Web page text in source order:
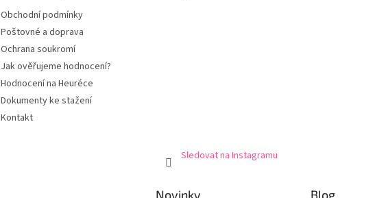
Obchodní podmínky
Poštovné a doprava
Ochrana soukromí
Jak ověřujeme hodnocení?
Hodnocení na Heuréce
Dokumenty ke stažení
Kontakt
Sledovat na Instagramu
Novinky Blog